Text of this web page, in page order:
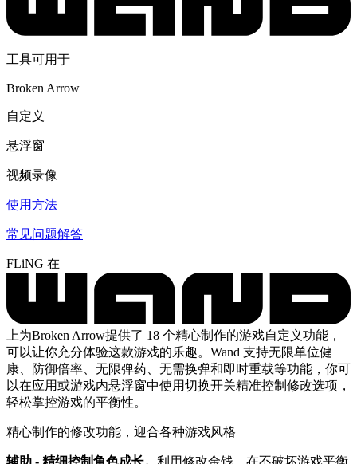
工具可用于
Broken Arrow
自定义
悬浮窗
视频录像
使用方法
常见问题解答
FLiNG 在
上为Broken Arrow提供了 18 个精心制作的游戏自定义功能，
可以让你充分体验这款游戏的乐趣。Wand 支持无限单位健
康、防御倍率、无限弹药、无需换弹和即时重载等功能，你可
以在应用或游戏内悬浮窗中使用切换开关精准控制修改选项，
轻松掌控游戏的平衡性。
精心制作的修改功能，迎合各种游戏风格
辅助 - 精细控制角色成长。 利用修改金钱，在不破坏游戏平衡